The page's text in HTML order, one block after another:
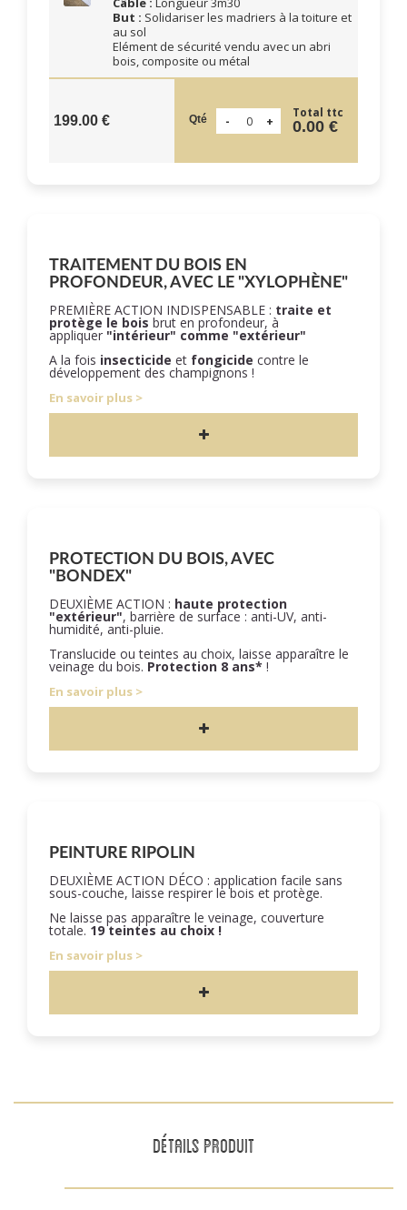
But : Solidariser les madriers à la toiture et
au sol
Elément de sécurité vendu avec un abri
bois, composite ou métal
199.00 € Qté Total ttc
0.00 €
TRAITEMENT DU BOIS EN
PROFONDEUR, AVEC LE "XYLOPHÈNE"
PREMIÈRE ACTION INDISPENSABLE : traite et
protège le bois brut en profondeur, à
appliquer "intérieur" comme "extérieur"
A la fois insecticide et fongicide contre le
développement des champignons !
En savoir plus
PROTECTION DU BOIS, AVEC
"BONDEX"
DEUXIÈME ACTION : haute protection
"extérieur", barrière de surface : anti-UV, anti-
humidité, anti-pluie.
Translucide ou teintes au choix, laisse apparaître le
veinage du bois. Protection 8 ans* !
En savoir plus
PEINTURE RIPOLIN
DEUXIÈME ACTION DÉCO : application facile sans
sous-couche, laisse respirer le bois et protège.
Ne laisse pas apparaître le veinage, couverture
totale. 19 teintes au choix !
En savoir plus
DÉTAILS PRODUIT